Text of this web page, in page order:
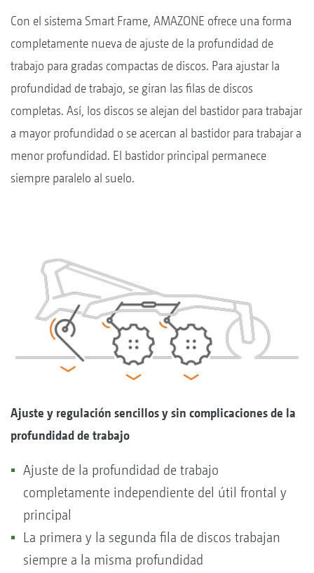
Con el sistema Smart Frame, AMAZONE ofrece una forma
completamente nueva de ajuste de la profundidad de
trabajo para gradas compactas de discos. Para ajustar la
profundidad de trabajo, se giran las filas de discos
completas. Así, los discos se alejan del bastidor para trabajar
a mayor profundidad o se acercan al bastidor para trabajar a
menor profundidad. El bastidor principal permanece
siempre paralelo al suelo.
Ajuste y regulación sencillos y sin complicaciones de la
profundidad de trabajo
Ajuste de la profundidad de trabajo
completamente independiente del útil frontal y
principal
La primera y la segunda fila de discos trabajan
siempre a la misma profundidad